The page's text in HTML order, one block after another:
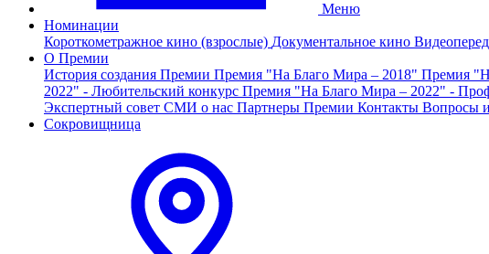
Меню
Номинации
Короткометражное кино (взрослые) Документальное кино
О Премии
История создания Премии Премия "На Благо Мира – 2018" Премия
2022" - Любительский конкурс Премия "На Благо Мира – 2022" -
Экспертный совет СМИ о нас Партнеры Премии Контакты Вопросы
Сокровищница